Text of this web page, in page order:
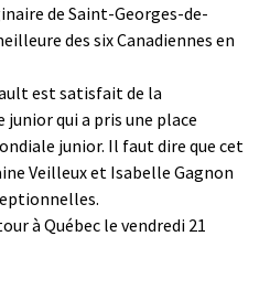
de Saint-Georges-de-
des six Canadiennes en
est satisfait de la
qui a pris une place
junior. Il faut dire que cet
Veilleux et Isabelle Gagnon
à Québec le vendredi 21